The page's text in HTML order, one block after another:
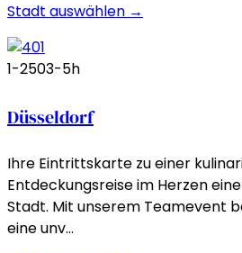
Stadt auswählen →
1-2503-5h
Düsseldorf
Ihre Eintrittskarte zu einer
Entdeckungsreise im Herzen
Stadt. Mit unserem Teamevent
eine unv…